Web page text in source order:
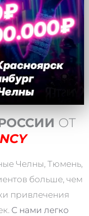
ОТ
Челны, Тюмень,
больше, чем
привлечения
С нами легко